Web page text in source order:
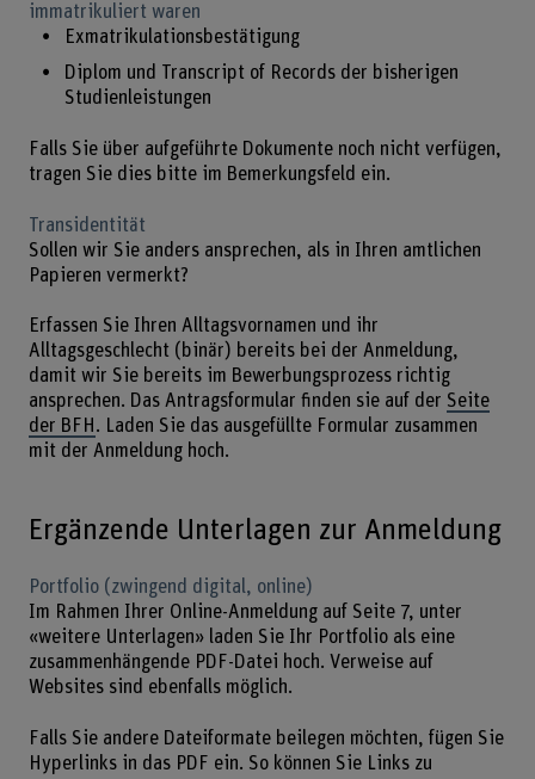
immatrikuliert waren
Exmatrikulationsbestätigung
Diplom und Transcript of Records der bisherigen
Studienleistungen
Falls Sie über aufgeführte Dokumente noch nicht verfügen,
tragen Sie dies bitte im Bemerkungsfeld ein.
Transidentität
Sollen wir Sie anders ansprechen, als in Ihren amtlichen
Papieren vermerkt?
Erfassen Sie Ihren Alltagsvornamen und ihr
Alltagsgeschlecht (binär) bereits bei der Anmeldung,
damit wir Sie bereits im Bewerbungsprozess richtig
ansprechen. Das Antragsformular finden sie auf der Seite
der BFH . Laden Sie das ausgefüllte Formular zusammen
mit der Anmeldung hoch.
Ergänzende Unterlagen zur Anmeldung
Portfolio (zwingend digital, online)
Im Rahmen Ihrer Online-Anmeldung auf Seite 7, unter
«weitere Unterlagen» laden Sie Ihr Portfolio als eine
zusammenhängende PDF-Datei hoch. Verweise auf
Websites sind ebenfalls möglich.
Falls Sie andere Dateiformate beilegen möchten, fügen Sie
Hyperlinks in das PDF ein. So können Sie Links zu